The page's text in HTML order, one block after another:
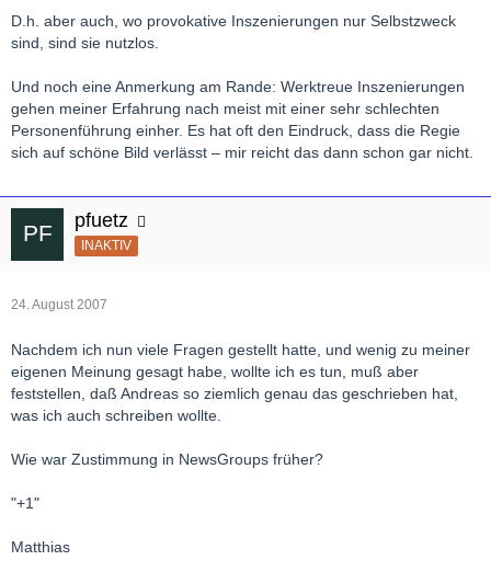
D.h. aber auch, wo provokative Inszenierungen nur Selbstzweck
sind, sind sie nutzlos.
Und noch eine Anmerkung am Rande: Werktreue Inszenierungen
gehen meiner Erfahrung nach meist mit einer sehr schlechten
Personenführung einher. Es hat oft den Eindruck, dass die Regie
sich auf schöne Bild verlässt – mir reicht das dann schon gar nicht.
pfuetz
INAKTIV
24. August 2007
Nachdem ich nun viele Fragen gestellt hatte, und wenig zu meiner
eigenen Meinung gesagt habe, wollte ich es tun, muß aber
feststellen, daß Andreas so ziemlich genau das geschrieben hat,
was ich auch schreiben wollte.
Wie war Zustimmung in NewsGroups früher?
"+1"
Matthias